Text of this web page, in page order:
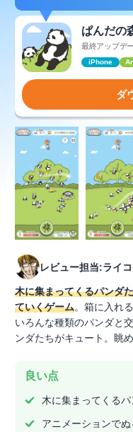
ぱんだの
最終アップデ
iPhone
ダ
レビュー担当:ライ
木に集まってくるパンダ
ていくゲーム。箱に入れ
いろんな種類のパンダと
ンダたちがキュート。眺
良い点
木に集まってくる
アニメーションで